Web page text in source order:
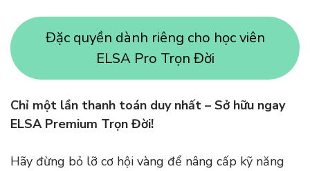
Đặc quyền dành riêng cho học viên
ELSA Pro Trọn Đời
Chỉ một lần thanh toán duy nhất – Sở hữu ngay
ELSA Premium Trọn Đời!
Hãy đừng bỏ lỡ cơ hội vàng để nâng cấp kỹ năng